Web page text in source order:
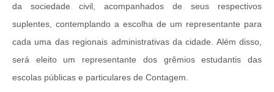
da sociedade civil, acompanhados de seus respectivos
suplentes, contemplando a escolha de um representante para
cada uma das regionais administrativas da cidade. Além disso,
será eleito um representante dos grêmios estudantis das
escolas públicas e particulares de Contagem.